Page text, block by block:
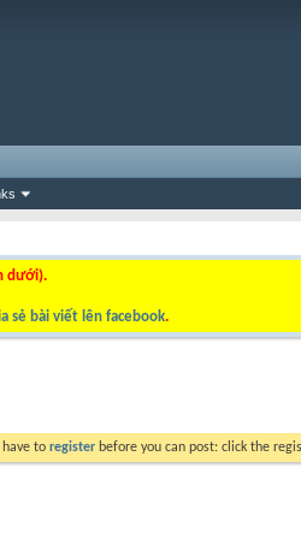
dưới).
sẻ bài viết lên facebook.
to register before you can post: click the